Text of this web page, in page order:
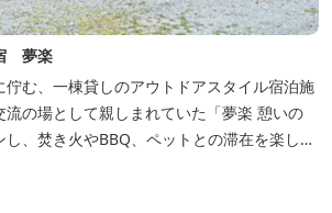
夢楽
む、一棟貸しのアウトドアスタイル宿泊施
の場として親しまれていた「夢楽 憩いの
、焚き火やBBQ、ペットとの滞在を楽しめ
まれ変わりました。 【営業時間】 チ
めのチェックインご希望は予約時に要相